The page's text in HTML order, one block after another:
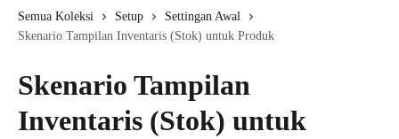
Semua Koleksi Setup
Settingan Awal
Skenario Tampilan Inventaris (Stok) untuk Produk
Skenario Tampilan
Inventaris (Stok) untuk